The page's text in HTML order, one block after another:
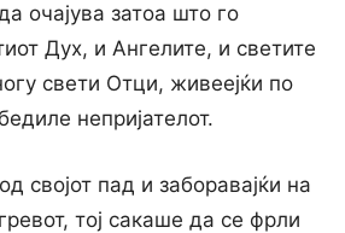
очајува затоа што го
Дух, и Ангелите, и светите
свети Отци, живеејќи по
непријателот.
својот пад и заборавајќи на
тој сакаше да се фрли